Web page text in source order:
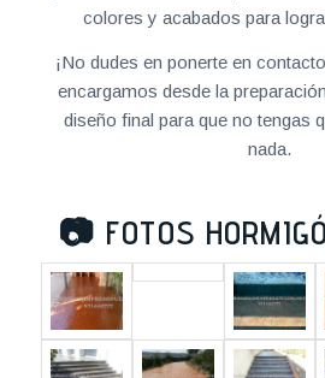
colores y acabados para
¡No dudes en ponerte en
encargamos desde la
diseño final para que no tengas
nada.
📷 FOTOS